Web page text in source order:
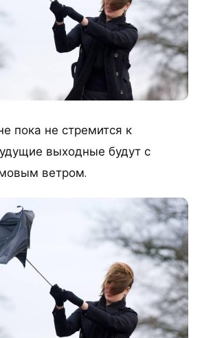
пока не стремится к
выходные будут с
ветром.